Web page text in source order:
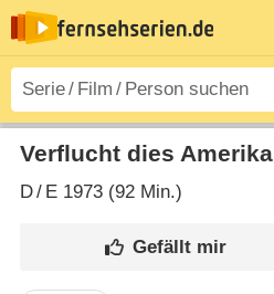
Verflucht dies Amerika
D/ E1973 (92 Min.)